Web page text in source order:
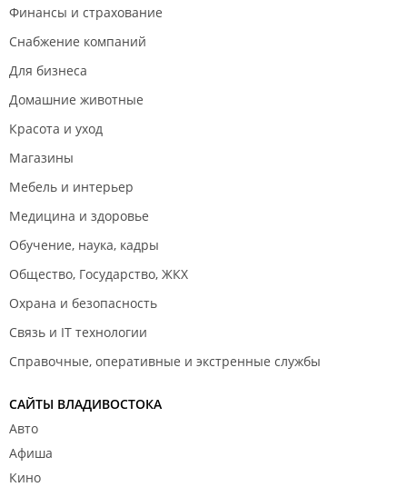
Финансы и страхование
Снабжение компаний
Для бизнеса
Домашние животные
Красота и уход
Магазины
Мебель и интерьер
Медицина и здоровье
Обучение, наука, кадры
Общество, Государство, ЖКХ
Охрана и безопасность
Связь и IT технологии
Справочные, оперативные и экстренные службы
САЙТЫ ВЛАДИВОСТОКА
Авто
Афиша
Кино